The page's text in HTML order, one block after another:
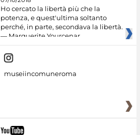
Ho cercato la libertà più che la
potenza, e quest'ultima soltanto
perché, in parte, secondava la libertà.
— Marguerite Yourcenar
museiincomuneroma